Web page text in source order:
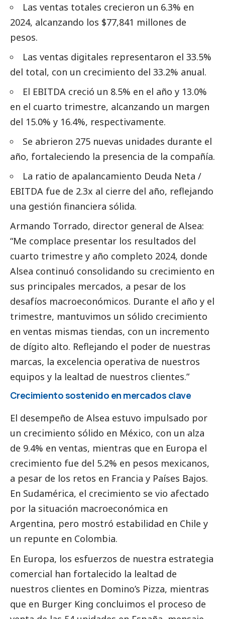
Las ventas totales crecieron un 6.3% en
2024, alcanzando los $77,841 millones de
pesos.
Las ventas digitales representaron el 33.5%
del total, con un crecimiento del 33.2% anual.
El EBITDA creció un 8.5% en el año y 13.0%
en el cuarto trimestre, alcanzando un margen
del 15.0% y 16.4%, respectivamente.
Se abrieron 275 nuevas unidades durante el
año, fortaleciendo la presencia de la compañía.
La ratio de apalancamiento Deuda Neta /
EBITDA fue de 2.3x al cierre del año, reflejando
una gestión financiera sólida.
Armando Torrado, director general de Alsea:
“Me complace presentar los resultados del
cuarto trimestre y año completo 2024, donde
Alsea continuó consolidando su crecimiento en
sus principales mercados, a pesar de los
desafíos macroeconómicos. Durante el año y el
trimestre, mantuvimos un sólido crecimiento
en ventas mismas tiendas, con un incremento
de dígito alto. Reflejando el poder de nuestras
marcas, la excelencia operativa de nuestros
equipos y la lealtad de nuestros clientes.”
Crecimiento sostenido en mercados clave
El desempeño de Alsea estuvo impulsado por
un crecimiento sólido en México, con un alza
de 9.4% en ventas, mientras que en Europa el
crecimiento fue del 5.2% en pesos mexicanos,
a pesar de los retos en Francia y Países Bajos.
En Sudamérica, el crecimiento se vio afectado
por la situación macroeconómica en
Argentina, pero mostró estabilidad en Chile y
un repunte en Colombia.
En Europa, los esfuerzos de nuestra estrategia
comercial han fortalecido la lealtad de
nuestros clientes en Domino’s Pizza, mientras
que en Burger King concluimos el proceso de